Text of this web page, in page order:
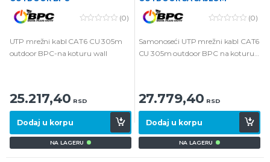
u
o
(0)
UTP mrežni kabl CAT6 CU 305m
outdoor BPC-na koturu wall
25.217,40 RSD
Dodaj u korpu
NA LAGERU
u
t
o
(0)
Samonoseći UTP mrežni kabl CAT6
CU 305m outdoor BPC na koturu
27.779,40 RSD
Dodaj u korpu
NA LAGERU